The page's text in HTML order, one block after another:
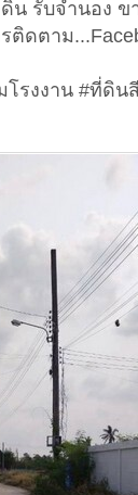
น รับจำนอง ข
ติดตาม
รงงาน #ที่ดิน